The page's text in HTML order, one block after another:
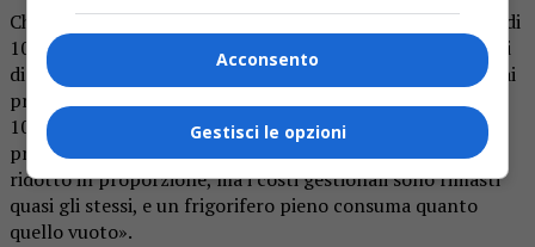
Chi ha lavorato in Franchi ricorda che l’azienda «in meno di
10 anni ha cambiato proprietà due volte, ma i costi elevati
di gestione sono rimasti gli stessi. Una struttura che fino ai
primi anni ’90 produceva 20 tonnellate di salame e oltre
10mila prosciutti cotti alla settimana, che si è ridotta a
produrne la decima parte, il numero dei dipendenti si è
ridotto in proporzione, ma i costi gestionali sono rimasti
quasi gli stessi, e un frigorifero pieno consuma quanto
quello vuoto».
Acconsento
Gestisci le opzioni